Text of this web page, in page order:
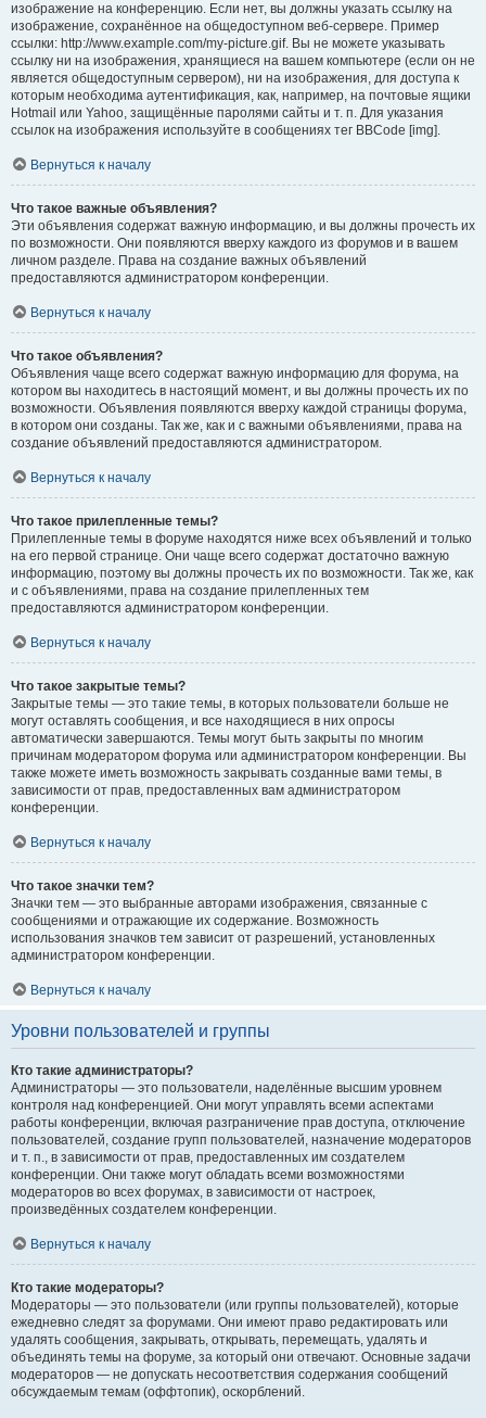
изображение на конференцию. Если нет, вы должны указать ссылку на
изображение, сохранённое на общедоступном веб-сервере. Пример
ссылки: http://www.example.com/my-picture.gif. Вы не можете указывать
ссылку ни на изображения, хранящиеся на вашем компьютере (если он не
является общедоступным сервером), ни на изображения, для доступа к
которым необходима аутентификация, как, например, на почтовые ящики
Hotmail или Yahoo, защищённые паролями сайты и т. п. Для указания
ссылок на изображения используйте в сообщениях тег BBCode [img].
Вернуться к началу
Что такое важные объявления?
Эти объявления содержат важную информацию, и вы должны прочесть их
по возможности. Они появляются вверху каждого из форумов и в вашем
личном разделе. Права на создание важных объявлений
предоставляются администратором конференции.
Вернуться к началу
Что такое объявления?
Объявления чаще всего содержат важную информацию для форума, на
котором вы находитесь в настоящий момент, и вы должны прочесть их по
возможности. Объявления появляются вверху каждой страницы форума,
в котором они созданы. Так же, как и с важными объявлениями, права на
создание объявлений предоставляются администратором.
Вернуться к началу
Что такое прилепленные темы?
Прилепленные темы в форуме находятся ниже всех объявлений и только
на его первой странице. Они чаще всего содержат достаточно важную
информацию, поэтому вы должны прочесть их по возможности. Так же, как
и с объявлениями, права на создание прилепленных тем
предоставляются администратором конференции.
Вернуться к началу
Что такое закрытые темы?
Закрытые темы — это такие темы, в которых пользователи больше не
могут оставлять сообщения, и все находящиеся в них опросы
автоматически завершаются. Темы могут быть закрыты по многим
причинам модератором форума или администратором конференции. Вы
также можете иметь возможность закрывать созданные вами темы, в
зависимости от прав, предоставленных вам администратором
конференции.
Вернуться к началу
Что такое значки тем?
Значки тем — это выбранные авторами изображения, связанные с
сообщениями и отражающие их содержание. Возможность
использования значков тем зависит от разрешений, установленных
администратором конференции.
Вернуться к началу
Уровни пользователей и группы
Кто такие администраторы?
Администраторы — это пользователи, наделённые высшим уровнем
контроля над конференцией. Они могут управлять всеми аспектами
работы конференции, включая разграничение прав доступа, отключение
пользователей, создание групп пользователей, назначение модераторов
и т. п., в зависимости от прав, предоставленных им создателем
конференции. Они также могут обладать всеми возможностями
модераторов во всех форумах, в зависимости от настроек,
произведённых создателем конференции.
Вернуться к началу
Кто такие модераторы?
Модераторы — это пользователи (или группы пользователей), которые
ежедневно следят за форумами. Они имеют право редактировать или
удалять сообщения, закрывать, открывать, перемещать, удалять и
объединять темы на форуме, за который они отвечают. Основные задачи
модераторов — не допускать несоответствия содержания сообщений
обсуждаемым темам (оффтопик), оскорблений.